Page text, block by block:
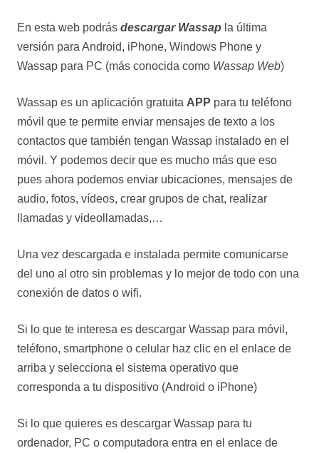
En esta web podrás descargar Wassap la última
versión para Android, iPhone, Windows Phone y
Wassap para PC (más conocida como Wassap Web)
Wassap es un aplicación gratuita APP para tu teléfono
móvil que te permite enviar mensajes de texto a los
contactos que también tengan Wassap instalado en el
móvil. Y podemos decir que es mucho más que eso
pues ahora podemos enviar ubicaciones, mensajes de
audio, fotos, vídeos, crear grupos de chat, realizar
llamadas y videollamadas,…
Una vez descargada e instalada permite comunicarse
del uno al otro sin problemas y lo mejor de todo con una
conexión de datos o wifi.
Si lo que te interesa es descargar Wassap para móvil,
teléfono, smartphone o celular haz clic en el enlace de
arriba y selecciona el sistema operativo que
corresponda a tu dispositivo (Android o iPhone)
Si lo que quieres es descargar Wassap para tu
ordenador, PC o computadora entra en el enlace de